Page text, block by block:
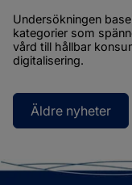
Undersökningen
kategorier som
vård till hållbar
digitalisering.
Äldre nyheter